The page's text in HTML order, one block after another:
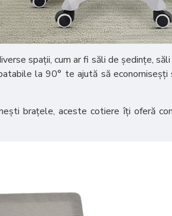
spații, cum ar fi săli de ședințe,
la 90° te ajută să
brațele, aceste cotiere îți oferă